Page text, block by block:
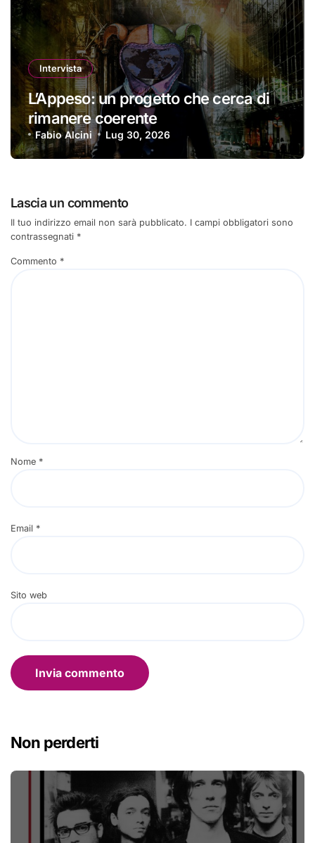
Intervista
L’Appeso: un progetto che cerca di
rimanere coerente
Fabio Alcini Lug 30, 2026
Lascia un commento
Il tuo indirizzo email non sarà pubblicato. I campi obbligatori sono
contrassegnati *
Commento *
Nome *
Email *
Sito web
Non perderti